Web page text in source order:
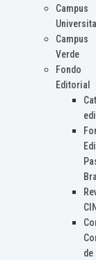
Campus
Campus
Verde
Fondo
Editorial
de